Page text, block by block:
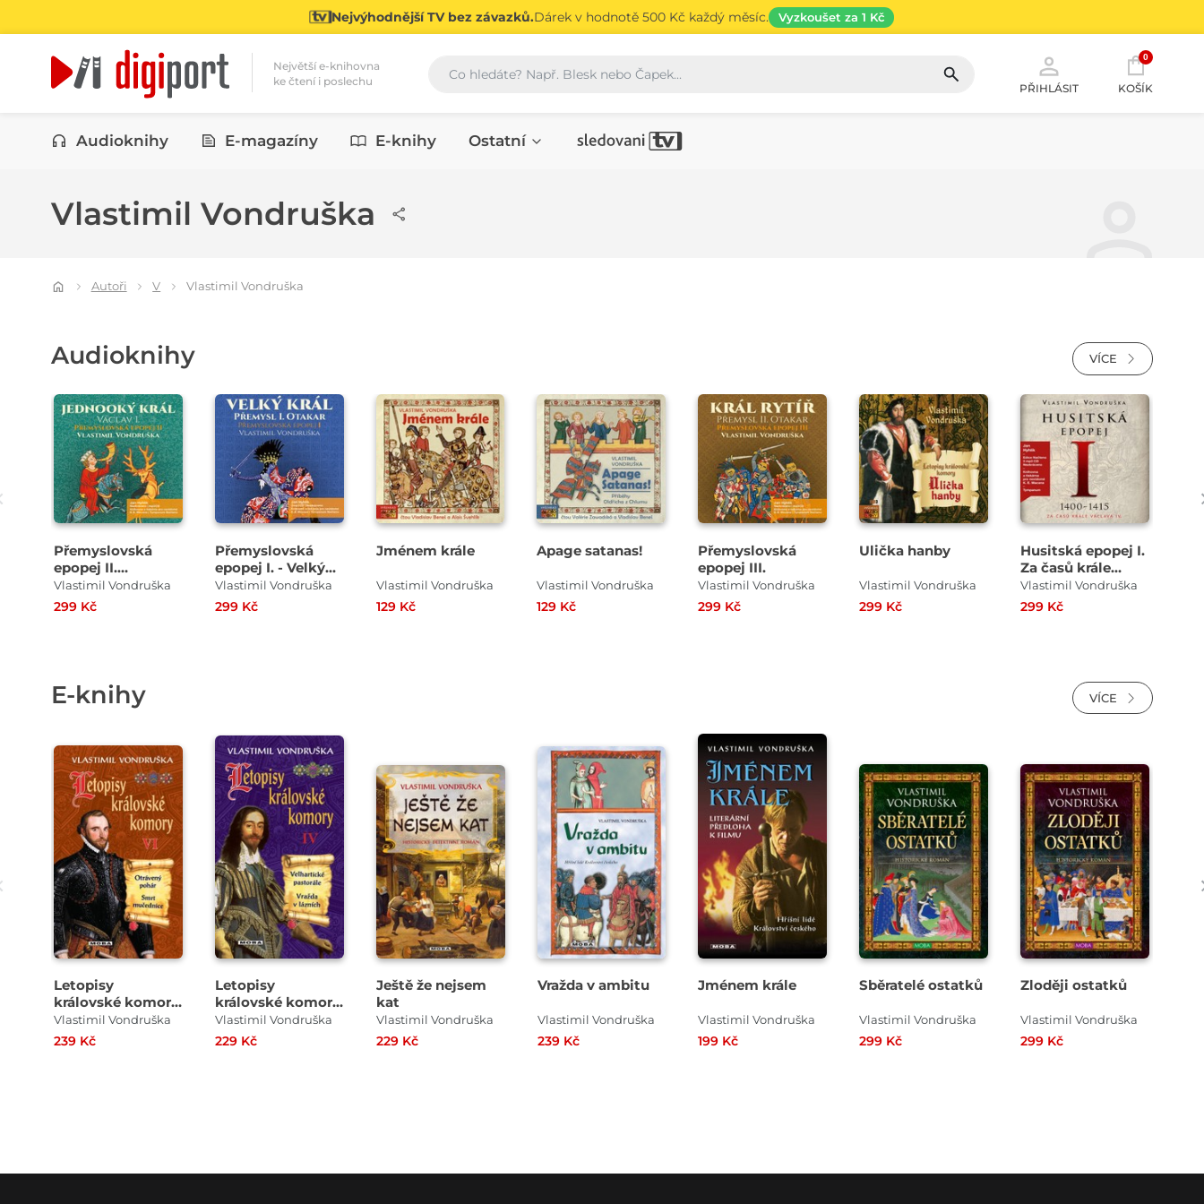
Nejvýhodnější TV bez závazků.Dárek v hodnotě 500 Kč každý měsíc. Vyzkoušet za 1 Kč
Největší e-knihovna
ke čtení i poslechu
Vyhledávání
PŘIHLÁSIT
0
KOŠÍK
Kategorie
Audioknihy E-magazíny E-knihy Ostatní
Vlastimil Vondruška
Autoři V Vlastimil Vondruška
Audioknihy VÍCE
Přemyslovská
epopej II.
Jednooký král
Vlastimil Vondruška
299 Kč
Přehrát
ukázku
Přemyslovská
epopej I. - Velký
král
Vlastimil Vondruška
299 Kč
Přehrát
ukázku
Jménem krále
Vlastimil Vondruška
129 Kč
Přehrát
ukázku
Apage satanas!
Vlastimil Vondruška
129 Kč
Přehrát
ukázku
Přemyslovská
epopej III.
Vlastimil Vondruška
299 Kč
Přehrát
ukázku
Ulička hanby
Vlastimil Vondruška
299 Kč
Přehrát
ukázku
Husitská epopej I.
Za časů krále
Václava IV. (1400–
1415)
Vlastimil Vondruška
299 Kč
Přehrát
ukázku
E-knihy VÍCE
Letopisy
královské komory
VI
Vlastimil Vondruška
239 Kč
Letopisy
královské komory
IV
Vlastimil Vondruška
229 Kč
Ještě že nejsem
kat
Vlastimil Vondruška
229 Kč
Vražda v ambitu
Vlastimil Vondruška
239 Kč
Jménem krále
Vlastimil Vondruška
199 Kč
Sběratelé ostatků
Vlastimil Vondruška
299 Kč
Zloději ostatků
Vlastimil Vondruška
299 Kč